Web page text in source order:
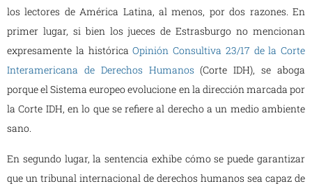
los lectores de América Latina, al menos, por dos razones. En
primer lugar, si bien los jueces de Estrasburgo no mencionan
expresamente la histórica Opinión Consultiva 23/17 de la Corte
Interamericana de Derechos Humanos (Corte IDH), se aboga
porque el Sistema europeo evolucione en la dirección marcada por
la Corte IDH, en lo que se refiere al derecho a un medio ambiente
sano.
En segundo lugar, la sentencia exhibe cómo se puede garantizar
que un tribunal internacional de derechos humanos sea capaz de